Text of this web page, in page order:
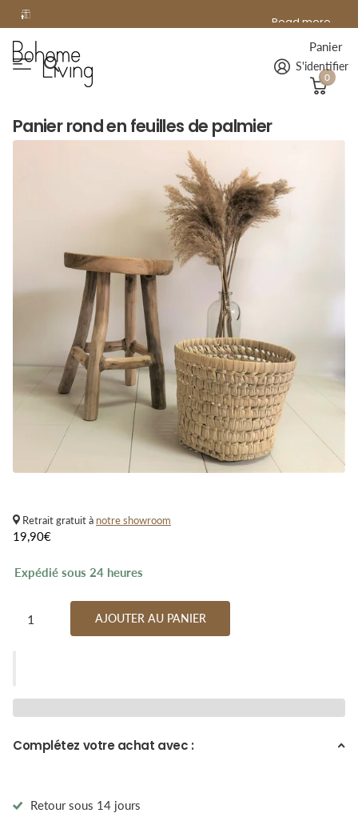
Livraisonofferteà domicile dès 99€ d'achat !
Read more
S'identifier
Panier
0
Panier rond en feuilles de palmier
Retrait gratuit à notre showroom
19,90€
Expédié sous 24 heures
AJOUTER AU PANIER
Complétez votre achat avec :
Retour sous 14 jours